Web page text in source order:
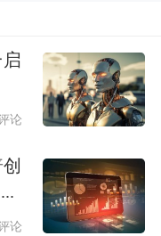
符合上市条件
了；相反，符
退市，投资者
以及机构都不
论
论